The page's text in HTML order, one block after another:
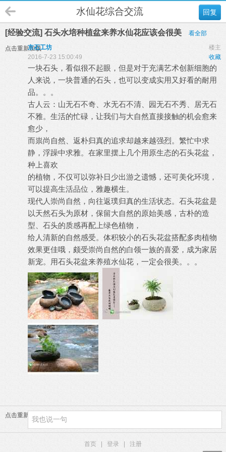
回复
水仙花综合交流
[经验交流] 石头水培种植盆来养水仙花应该会很美 看全部
点击重新加载 楼主
京石工坊
收藏
2016-7-23 15:00:49
一块石头，看似很不起眼，但是对于充满艺术创新细胞的
人来说，一块普通的石头，也可以变成实用又好看的耐用
品。。。
古人云：山无石不奇、水无石不清、园无石不秀、居无石
不雅。生活的忙碌，让我们与大自然直接接触的机会愈来
愈少，
而祟尚自然、返朴归真的追求却越来越强烈。繁忙中求
静，浮躁中求雅。在家里摆上几个用原生态的石头花盆，
种上喜欢
的植物，不仅可以弥补日少出游之遗憾，还可美化环境，
可以提高生活品位，雅趣横生。
现代人崇尚自然，向往返璞归真的生活状态。石头花盆是
以天然石头为原材，保留大自然的原始美感，古朴的造
型、石头的质感再配上绿色植物，
给人清新的自然感受。体积较小的石头花盆搭配多肉植物
效果更佳哦，颇受崇尚自然的白领一族的喜爱，成为家居
新宠。用石头花盆来养殖水仙花，一定会很美。。。
点击重新加载
首页 登录 注册